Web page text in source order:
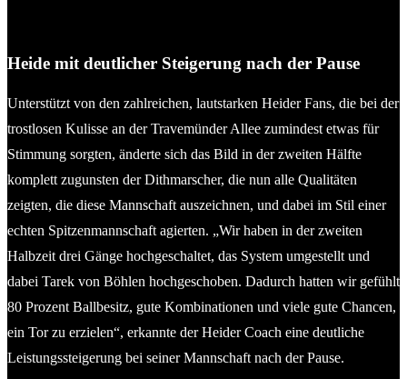
Heide mit deutlicher Steigerung nach der Pause
Unterstützt von den zahlreichen, lautstarken Heider Fans, die bei der
trostlosen Kulisse an der Travemünder Allee zumindest etwas für
Stimmung sorgten, änderte sich das Bild in der zweiten Hälfte
komplett zugunsten der Dithmarscher, die nun alle Qualitäten
zeigten, die diese Mannschaft auszeichnen, und dabei im Stil einer
echten Spitzenmannschaft agierten. „Wir haben in der zweiten
Halbzeit drei Gänge hochgeschaltet, das System umgestellt und
dabei Tarek von Böhlen hochgeschoben. Dadurch hatten wir gefühlt
80 Prozent Ballbesitz, gute Kombinationen und viele gute Chancen,
ein Tor zu erzielen“, erkannte der Heider Coach eine deutliche
Leistungssteigerung bei seiner Mannschaft nach der Pause.